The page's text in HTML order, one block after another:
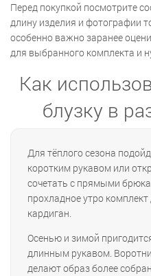
Перед покупкой посмотрите
длину изделия и фотографии
особенно важно заранее
для выбранного комплекта и
Как
блузку в
Для тёплого сезона
коротким рукавом или
сочетать с прямыми
прохладное утро
кардиган.
Осенью и зимой
длинным рукавом.
делают образ более